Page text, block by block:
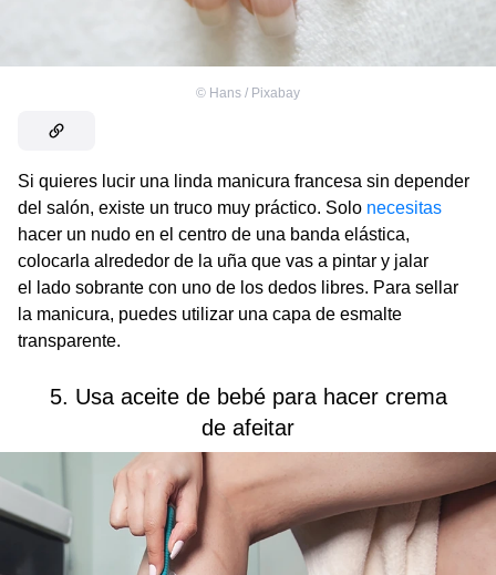
© Hans / Pixabay
Si quieres lucir una linda manicura francesa sin depender
del salón, existe un truco muy práctico. Solo necesitas
hacer un nudo en el centro de una banda elástica,
colocarla alrededor de la uña que vas a pintar y jalar
el lado sobrante con uno de los dedos libres. Para sellar
la manicura, puedes utilizar una capa de esmalte
transparente.
5. Usa aceite de bebé para hacer crema
de afeitar